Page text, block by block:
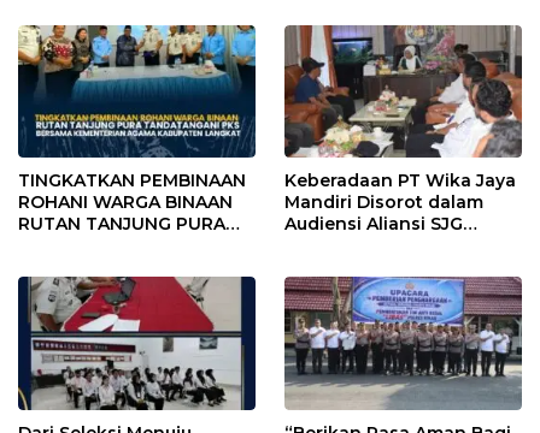
TINGKATKAN PEMBINAAN
ROHANI WARGA BINAAN
RUTAN TANJUNG PURA
AGAMA KABUPATEN
LANGKAT
Keberadaan PT Wika Jaya
Mandiri Disorot dalam
Audiensi Aliansi SJG